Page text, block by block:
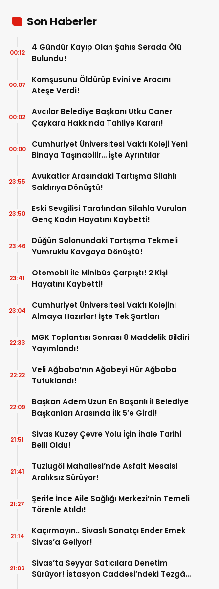
Son Haberler
4 Gündür Kayıp Olan Şahıs Serada Ölü
Bulundu!
00:12
Komşusunu Öldürüp Evini ve Aracını
Ateşe Verdi!
00:07
Avcılar Belediye Başkanı Utku Caner
Çaykara Hakkında Tahliye Kararı!
00:02
Cumhuriyet Üniversitesi Vakfı Koleji Yeni
Binaya Taşınabilir… İşte Ayrıntılar
00:00
Avukatlar Arasındaki Tartışma Silahlı
Saldırıya Dönüştü!
23:55
Eski Sevgilisi Tarafından Silahla Vurulan
Genç Kadın Hayatını Kaybetti!
23:50
Düğün Salonundaki Tartışma Tekmeli
Yumruklu Kavgaya Dönüştü!
23:46
Otomobil İle Minibüs Çarpıştı! 2 Kişi
Hayatını Kaybetti!
23:41
Cumhuriyet Üniversitesi Vakfı Kolejini
Almaya Hazırlar! İşte Tek Şartları
23:04
MGK Toplantısı Sonrası 8 Maddelik Bildiri
Yayımlandı!
22:33
Veli Ağbaba’nın Ağabeyi Hür Ağbaba
Tutuklandı!
22:22
Başkan Adem Uzun En Başarılı İl Belediye
Başkanları Arasında İlk 5’e Girdi!
22:09
Sivas Kuzey Çevre Yolu İçin İhale Tarihi
Belli Oldu!
21:51
Tuzlugöl Mahallesi’nde Asfalt Mesaisi
Aralıksız Sürüyor!
21:41
Şerife İnce Aile Sağlığı Merkezi’nin Temeli
Törenle Atıldı!
21:27
Kaçırmayın.. Sivaslı Sanatçı Ender Emek
Sivas’a Geliyor!
21:14
Sivas’ta Seyyar Satıcılara Denetim
Sürüyor! İstasyon Caddesi’ndeki Tezgâh
21:06